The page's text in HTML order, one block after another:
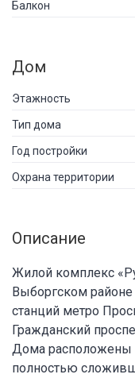
Балкон
Дом
Этажность
Тип дома
Год постройки
Охрана территории
Описание
Жилой комплекс
Выборгском
станций метро
Гражданский
Дома расположены
полностью